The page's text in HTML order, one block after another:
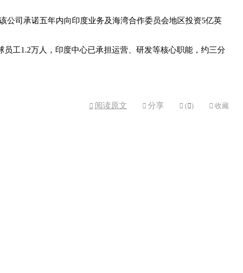
公司承诺五年内向印度业务及海湾合作委员会地区投资5亿英
工1.2万人，印度中心已承担运营、研发等核心职能，约三分
 阅读原文  分享  ( )  收藏